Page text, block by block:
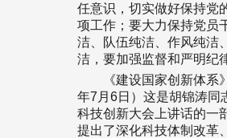
任意识，切实做好保持党
项工作；要大力保持党员
洁、队伍纯洁、作风纯洁
洁，要加强监督和严明纪
《建设国家创新体系
年7月6日）这是胡锦涛同
科技创新大会上讲话的一
提出了深化科技体制改革